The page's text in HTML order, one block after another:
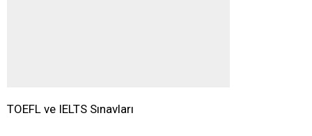
TOEFL ve IELTS Sınavları